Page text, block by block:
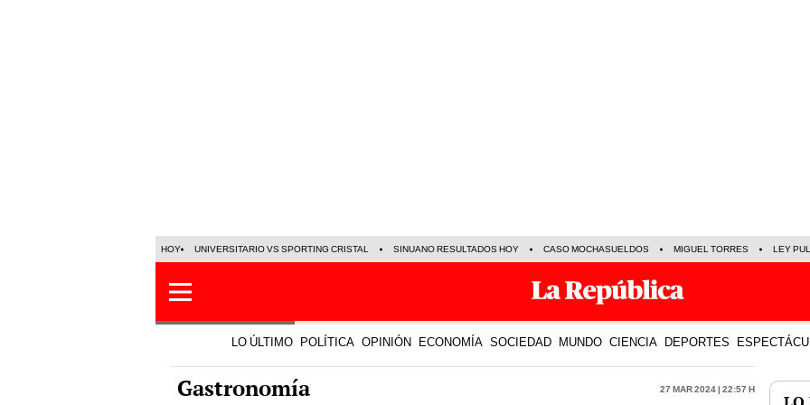
HOY UNIVERSITARIO VS SPORTING CRISTAL SINUANO RESULTADOS HOY CASO MOCHASUELDOS MIGUEL TORRES LEY
LO ÚLTIMO POLÍTICA OPINIÓN ECONOMÍA
Gastronomía LO